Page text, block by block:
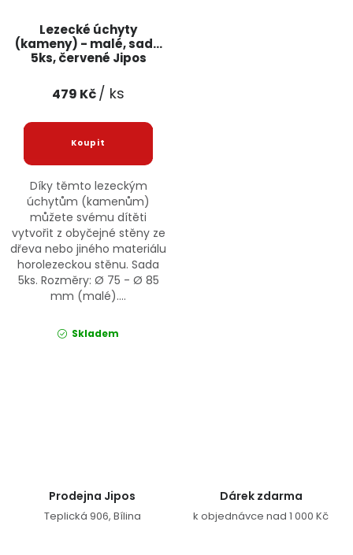
Lezecké úchyty
(kameny) - malé, sada
5ks, červené Jipos
479 Kč/ ks
Díky těmto lezeckým
úchytům (kamenům)
můžete svému dítěti
vytvořit z obyčejné stěny ze
dřeva nebo jiného materiálu
horolezeckou stěnu. Sada
5ks. Rozměry: Ø 75 - Ø 85
mm (malé)....
Skladem
Prodejna Jipos
Teplická 906, Bílina
Dárek zdarma
k objednávce nad 1 000 Kč